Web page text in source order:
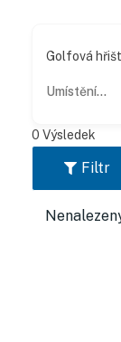
Golfová
0 Výsledek
Filtr